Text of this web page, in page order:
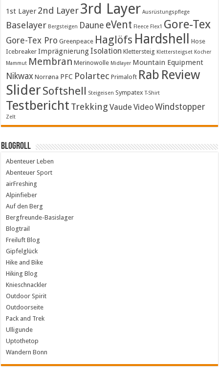
1st Layer 2nd Layer3rd Layer Ausrüstungspflege
Baselayer Bergsteigen Daune eVent Fleece Flex1 Gore-Tex
Gore-Tex Pro Greenpeace Haglöfs Hardshell
Hose
Icebreaker ImprägnierungIsolation Klettersteig Klettersteigset Kocher
Mammut Membran Merinowolle Midlayer Mountain Equipment
Nikwax Norrøna PFC Polartec Primaloft Rab Review
SliderSoftshell Steigeisen Sympatex T-Shirt
Testbericht Trekking Vaude VideoWindstopper
Zelt
Blogroll
Abenteuer Leben
Abenteuer Sport
airFreshing
Alpinfieber
Auf den Berg
Bergfreunde-Basislager
Blogtrail
Freiluft Blog
Gipfelglück
Hike and Bike
Hiking Blog
Knieschnackler
Outdoor Spirit
Outdoorseite
Pack and Trek
Ulligunde
Uptothetop
Wandern Bonn